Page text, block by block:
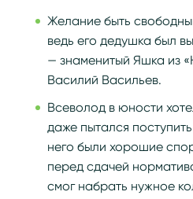
Желание быть
ведь его дедушка был
— знаменитый Яшка из
Василий Васильев.
Всеволод в юности
даже пытался
него были хорошие
перед сдачей
смог набрать нужное